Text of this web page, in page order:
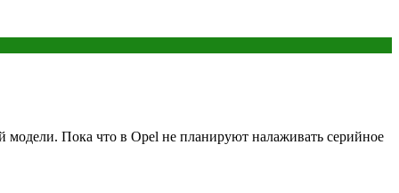
модели. Пока что в Opel не планируют налаживать серийное